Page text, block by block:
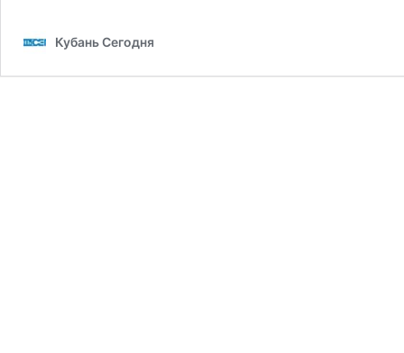
Кубань Сегодня